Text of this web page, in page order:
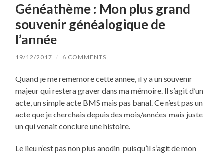
Généathème : Mon plus grand
souvenir généalogique de
l’année
19/12/2017 / 6 COMMENTS
Quand je me remémore cette année, il y a un souvenir
majeur qui restera graver dans ma mémoire. Il s’agit d’un
acte, un simple acte BMS mais pas banal. Ce n’est pas un
acte que je cherchais depuis des mois/années, mais juste
un qui venait conclure une histoire.
Le lieu n’est pas non plus anodin puisqu’il s’agit de mon